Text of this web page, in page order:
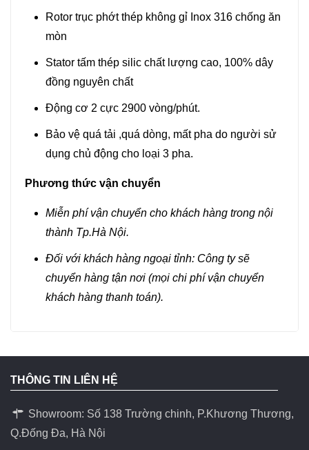
Rotor trục phớt thép không gỉ Inox 316 chống ăn
mòn
Stator tấm thép silic chất lượng cao, 100% dây
đồng nguyên chất
Động cơ 2 cực 2900 vòng/phút.
Bảo vệ quá tải ,quá dòng, mất pha do người sử
dụng chủ động cho loại 3 pha.
Phương thức vận chuyển
Miễn phí vận chuyển cho khách hàng trong nội
thành Tp.Hà Nội.
Đối với khách hàng ngoại tỉnh: Công ty sẽ
chuyển hàng tận nơi (mọi chi phí vận chuyển
khách hàng thanh toán).
THÔNG TIN LIÊN HỆ
Showroom: Số 138 Trường chinh, P.Khương Thương,
Q.Đống Đa, Hà Nội